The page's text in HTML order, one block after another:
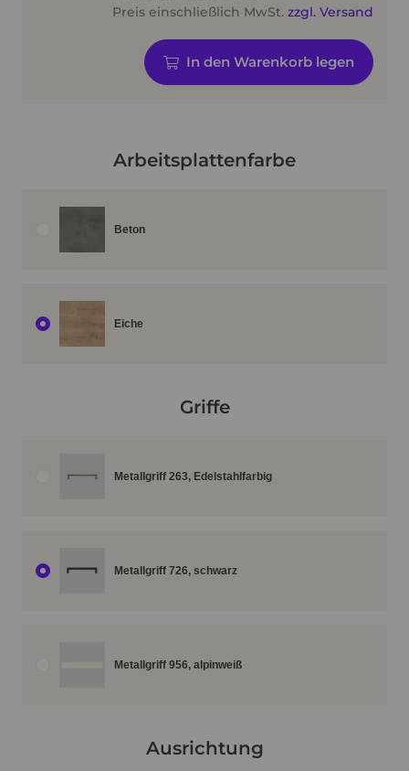
Arbeitsplattenfarbe
Beton
Eiche
Griffe
Metallgriff 263, Edelstahlfarbig
Metallgriff 726, schwarz
Metallgriff 956, alpinweiß
Ausrichtung
Preis einschließlich MwSt. zzgl. Versand
In den Warenkorb legen